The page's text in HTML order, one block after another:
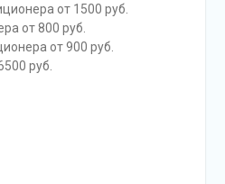
от 1500 руб.
от 800 руб.
от 900 руб.
руб.